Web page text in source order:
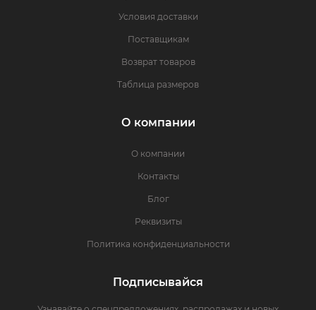
Условия доставки
Поставщикам
Возврат товаров
Таблица размеров
О компании
О компании
Контакты
Блог
Реквизиты
Политика конфиденциальности
Подписывайся